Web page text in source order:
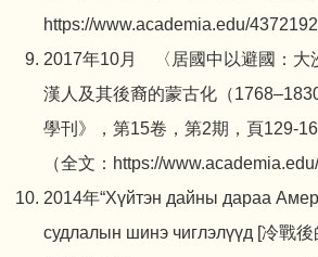
https://www.academia.edu/
2017年10月 〈居國中以避國：大
漢人及其後裔的蒙古化（
學刊》，第15卷，第2期，頁129-
（全文： https://
2014年“Хүйтэн дайны дараа
судлалын шинэ чиглэлүүд [冷戰